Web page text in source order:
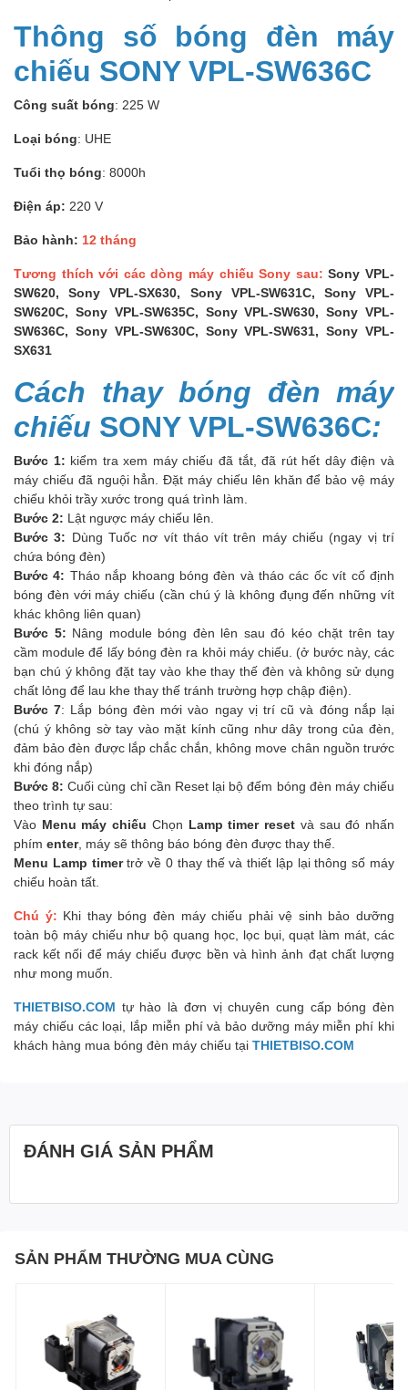
Thông số bóng đèn máy
chiếu SONY VPL-SW636C
Công suất bóng: 225 W
Loại bóng: UHE
Tuổi thọ bóng: 8000h
Điện áp: 220 V
Bảo hành: 12 tháng
Tương thích với các dòng máy chiếu Sony sau: Sony VPL-
SW620, Sony VPL-SX630, Sony VPL-SW631C, Sony VPL-
SW620C, Sony VPL-SW635C, Sony VPL-SW630, Sony VPL-
SW636C, Sony VPL-SW630C, Sony VPL-SW631, Sony VPL-
SX631
Cách thay bóng đèn máy
chiếu SONY VPL-SW636C:
Bước 1: kiểm tra xem máy chiếu đã tắt, đã rút hết dây điện và
máy chiếu đã nguội hẳn. Đặt máy chiếu lên khăn để bảo vệ máy
chiếu khỏi trầy xước trong quá trình làm.
Bước 2: Lật ngược máy chiếu lên.
Bước 3: Dùng Tuốc nơ vít tháo vít trên máy chiếu (ngay vị trí
chứa bóng đèn)
Bước 4: Tháo nắp khoang bóng đèn và tháo các ốc vít cố định
bóng đèn với máy chiếu (cần chú ý là không đụng đến những vít
khác không liên quan)
Bước 5: Nâng module bóng đèn lên sau đó kéo chặt trên tay
cầm module để lấy bóng đèn ra khỏi máy chiếu. (ở bước này, các
bạn chú ý không đặt tay vào khe thay thế đèn và không sử dụng
chất lỏng để lau khe thay thế tránh trường hợp chập điện).
Bước 7: Lắp bóng đèn mới vào ngay vị trí cũ và đóng nắp lại
(chú ý không sờ tay vào mặt kính cũng như dây trong của đèn,
đảm bảo đèn được lắp chắc chắn, không move chân nguồn trước
khi đóng nắp)
Bước 8:Cuối cùng chỉ cần Reset lại bộ đếm bóng đèn máy chiếu
theo trình tự sau:
Vào Menu máy chiếu Chọn Lamp timer reset và sau đó nhấn
phím enter, máy sẽ thông báo bóng đèn được thay thế.
Menu Lamp timertrở về 0 thay thế và thiết lập lại thông số máy
chiếu hoàn tất.
Chú ý: Khi thay bóng đèn máy chiếu phải vệ sinh bảo dưỡng
toàn bộ máy chiếu như bộ quang học, lọc bụi, quạt làm mát, các
rack kết nối để máy chiếu được bền và hình ảnh đạt chất lượng
như mong muốn.
THIETBISO.COM tự hào là đơn vị chuyên cung cấp bóng đèn
máy chiếu các loại, lắp miễn phí và bảo dưỡng máy miễn phí khi
khách hàng mua bóng đèn máy chiếu tại THIETBISO.COM
ĐÁNH GIÁ SẢN PHẨM
SẢN PHẨM THƯỜNG MUA CÙNG